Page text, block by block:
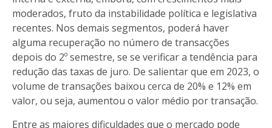
moderados, fruto da instabilidade política e legislativa
recentes. Nos demais segmentos, poderá haver
alguma recuperação no número de transacções
depois do 2º semestre, se se verificar a tendência para
redução das taxas de juro. De salientar que em 2023, o
volume de transações baixou cerca de 20% e 12% em
valor, ou seja, aumentou o valor médio por transação.
Entre as maiores dificuldades que o mercado pode